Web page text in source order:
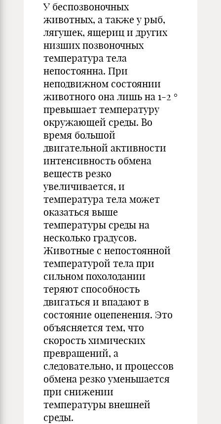
У беспозвоночных
животных, а также у рыб,
лягушек, ящериц и других
низших позвоночных
температура тела
непостоянна. При
неподвижном состоянии
животного она лишь на 1-2 °
превышает температуру
окружающей среды. Во
время большой
двигательной активности
интенсивность обмена
веществ резко
увеличивается, и
температура тела может
оказаться выше
температуры среды на
несколько градусов.
Животные с непостоянной
температурой тела при
сильном похолодании
теряют способность
двигаться и впадают в
состояние оцепенения. Это
объясняется тем, что
скорость химических
превращений, а
следовательно, и процессов
обмена резко уменьшается
при снижении
температуры внешней
среды.